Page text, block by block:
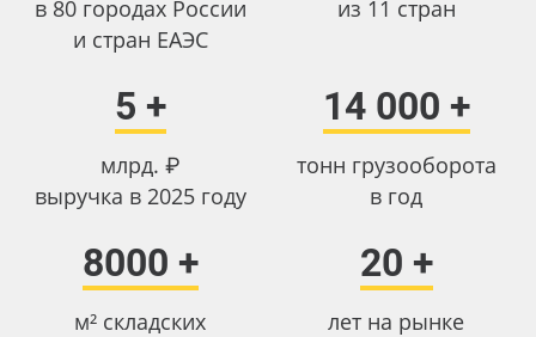
в 80 городах России
и стран ЕАЭС
из 11 стран
5 +
млрд. ₽
выручка в 2025 году
14 000 +
тонн грузооборота
в год
8000 +
м² складских
20 +
лет на рынке